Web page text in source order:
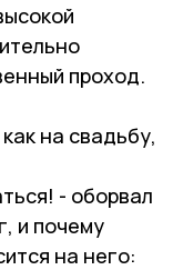
проход.
на свадьбу,
- оборвал
и почему
на него: